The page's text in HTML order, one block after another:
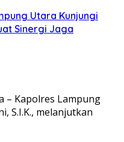
Utara Kunjungi
Sinergi Jaga
– Kapolres Lampung
S.I.K., melanjutkan